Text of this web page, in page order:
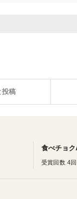
投稿
食べチョ
受賞回数 4回